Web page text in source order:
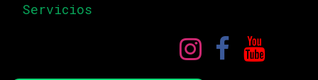
Servicios